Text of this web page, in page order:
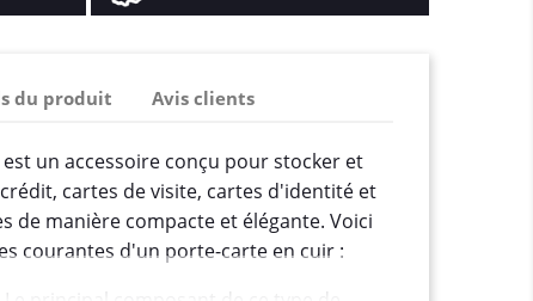
du produit Avis clients
un accessoire conçu pour stocker et
cartes de visite, cartes d'identité et
de manière compacte et élégante. Voici
courantes d'un porte-carte en cuir :